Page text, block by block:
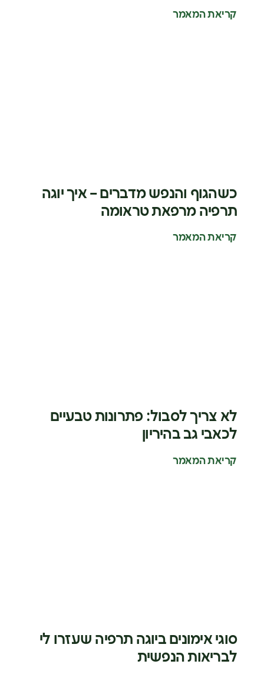
קריאת המאמר
כשהגוף והנפש מדברים – איך יוגה
תרפיה מרפאת טראומה
קריאת המאמר
לא צריך לסבול: פתרונות טבעיים
לכאבי גב בהיריון
קריאת המאמר
סוגי אימונים ביוגה תרפיה שעזרו לי
לבריאות הנפשית